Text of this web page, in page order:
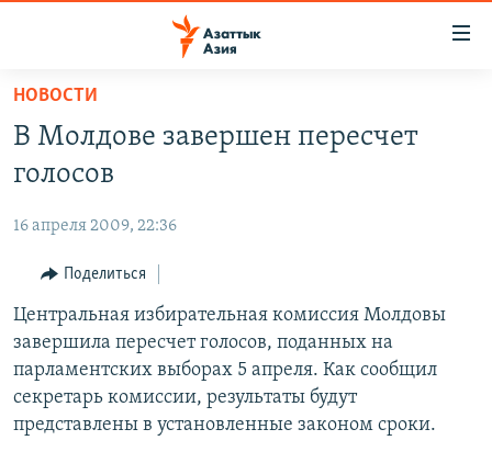
Вернуться
основному
содержанию
навигации
Вернутся
поиску
УЗБЕКИСТАН
ТАДЖИКИСТАН
НОВОСТИ
НА ДРУГИХ ЯЗЫКАХ
ҚАЗАҚША
КЫРГЫЗЧА
ЎЗБЕКЧА
ТОҶИКӢ
TÜRKMENÇE
Все сайты РСЕ/РС
НОВОСТИ
В Молдове завершен пересчет
голосов
16 апреля 2009, 22:36
Поделиться
Центральная избирательная комиссия Молдовы
завершила пересчет голосов, поданных на
парламентских выборах 5 апреля. Как сообщил
секретарь комиссии, результаты будут
представлены в установленные законом сроки.